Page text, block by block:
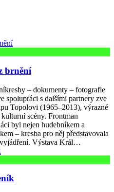
brnění
– dokumenty – fotografie
spolupráci s dalšími partnery zve
Topolovi (1965–2013), výrazné
scény. Frontman
byl nejen hudebníkem a
– kresba pro něj představovala
Výstava Král…